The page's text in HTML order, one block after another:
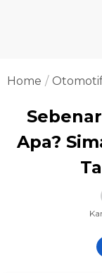
Home
Apa?